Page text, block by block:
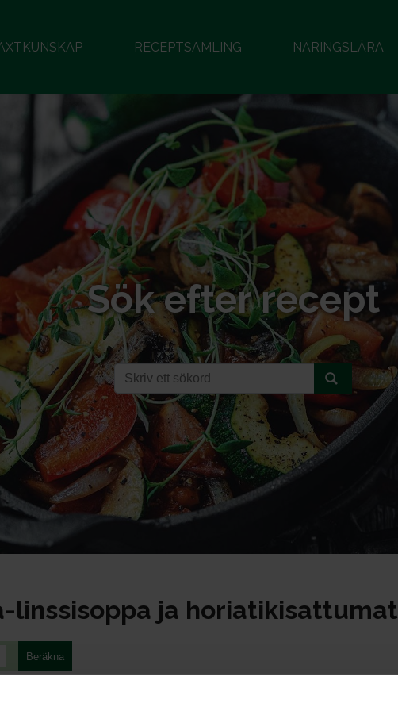
RECEPTSAMLING NÄRINGSLÄRA
Sök efter recept
linssisoppa ja horiatikisattumat